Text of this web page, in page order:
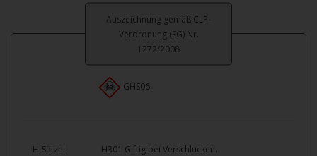
Auszeichnung gemäß CLP-
Verordnung (EG) Nr.
1272/2008
GHS06
H-Sätze:
H301 Giftig bei Verschlucken.